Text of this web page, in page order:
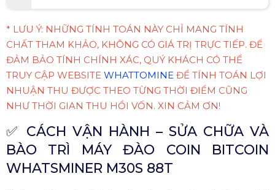
* LƯU Ý: NHỮNG TÍNH TOÁN NÀY CHỈ MANG TÍNH
CHẤT THAM KHẢO, KHÔNG CÓ GIÁ TRỊ TRỰC TIẾP. ĐỂ
ĐẢM BẢO TÍNH CHÍNH XÁC, QUÝ KHÁCH CÓ THỂ
TRUY CẬP WEBSITE WHATTOMINE ĐỂ TÍNH TOÁN LỢI
NHUẬN THU ĐƯỢC THEO TỪNG THỜI ĐIỂM CŨNG
NHƯ THỜI GIAN THU HỒI VỐN. XIN CẢM ƠN!
✅ CÁCH VẬN HÀNH – SỬA CHỮA VÀ
BÀO TRÌ MÁY ĐÀO COIN BITCOIN
WHATSMINER M30S 88T